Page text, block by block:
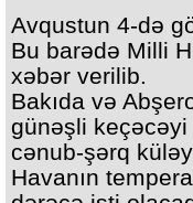
Avqustun 4-də
Bu barədə Milli
xəbər verilib.
Bakıda və
günəşli
cənub-şərq
Havanın